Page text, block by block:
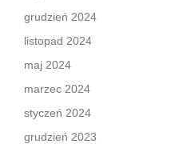
grudzień 2024
listopad 2024
maj 2024
marzec 2024
styczeń 2024
grudzień 2023